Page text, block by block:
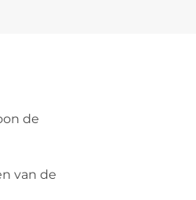
de
van de